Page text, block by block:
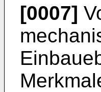
[0007]